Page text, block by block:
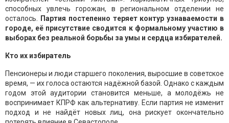
способных увлечь горожан, в региональном отделении не
осталось. Партия постепенно теряет контур узнаваемости в
городе, её присутствие сводится к формальному участию в
выборах без реальной борьбы за умы и сердца избирателей.
Кто их избиратель
Пенсионеры и люди старшего поколения, выросшие в советское
время, — их голоса остаются надёжной базой. Однако с каждым
годом этой аудитории становится меньше, а молодёжь не
воспринимает КПРФ как альтернативу. Если партия не изменит
подход и не найдёт новых лиц, она рискует окончательно